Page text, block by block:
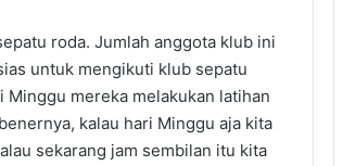
roda. Jumlah anggota klub ini
untuk mengikuti klub sepatu
mereka melakukan latihan
kalau hari Minggu aja kita
sekarang jam sembilan itu kita